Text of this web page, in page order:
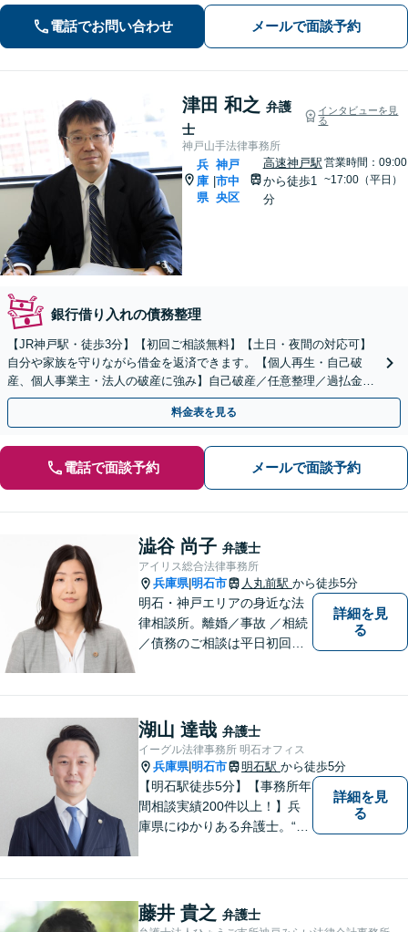
トワーク軽く迅速・誠実に対応しま
す。まずはお気軽にご相談ください。
電話でお問い合わせ メールで面談予約
津田 和之 弁護
士
インタビューを見
る
神戸山手法律事務所
兵
庫
県
神戸
市中
央区
高速神戸駅
から徒歩1
分
営業時間：09:00
~17:00（平日）
銀行借り入れの債務整理
【JR神戸駅・徒歩3分】【初回ご相談無料】【土日・夜間の対応可】
自分や家族を守りながら借金を返済できます。【個人再生・自己破
産、個人事業主・法人の破産に強み】自己破産／任意整理／過払金返
還など対応可能です。悩まず、安心して相談ください！
料金表を見る
電話で面談予約 メールで面談予約
澁谷 尚子 弁護士
アイリス総合法律事務所
兵庫県|明石市 人丸前駅 から徒歩5分
明石・神戸エリアの身近な法
律相談所。離婚／事故 ／相続
／債務のご相談は平日初回３
詳細を見
る
湖山 達哉 弁護士
イーグル法律事務所 明石オフィス
兵庫県|明石市 明石駅 から徒歩5分
【明石駅徒歩5分】【事務所年
間相談実績200件以上！】兵
庫県にゆかりある弁護士。“プ
題にも迅速に対応いたしま
す。【初回無料相談】
詳細を見
る
藤井 貴之 弁護士